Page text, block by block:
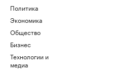
Политика
Экономика
Общество
Бизнес
Технологии и
медиа